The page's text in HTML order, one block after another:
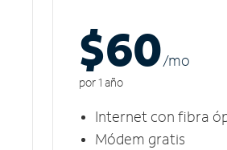
$60/mo
por 1 año
Internet con fibra
Módem gratis